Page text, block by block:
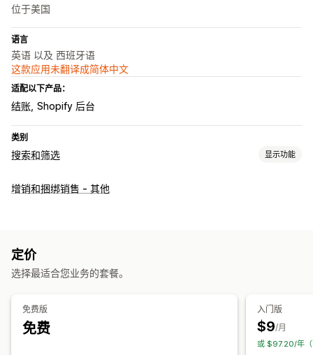
位于美国
语言
英语 以及 西班牙语
这款应用未翻译成简体中文
适配以下产品：
结账 Shopify 后台
类别
搜索和筛选 显示功能
搜索功能
自动适应移动设备
排序
转化跟踪
搜索查询
增销和捆绑销售 - 其他
定价
选择最适合您业务的套餐。
免费版
免费
入门版
$9/月
或 $97.20/年（